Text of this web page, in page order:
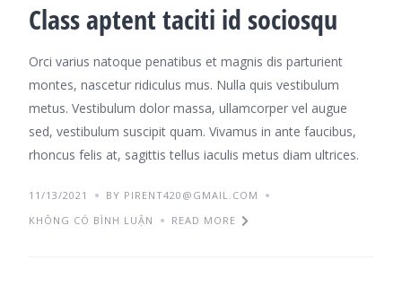
Class aptent taciti id sociosqu
Orci varius natoque penatibus et magnis dis parturient
montes, nascetur ridiculus mus. Nulla quis vestibulum
metus. Vestibulum dolor massa, ullamcorper vel augue
sed, vestibulum suscipit quam. Vivamus in ante faucibus,
rhoncus felis at, sagittis tellus iaculis metus diam ultrices.
11/13/2021
BY PIRENT420@GMAIL.COM
KHÔNG CÓ BÌNH LUẬN
READ MORE